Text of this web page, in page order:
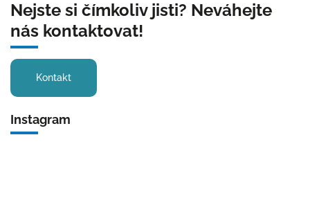
Nejste si čímkoliv jisti? Neváhejte
nás kontaktovat!
Kontakt
Instagram